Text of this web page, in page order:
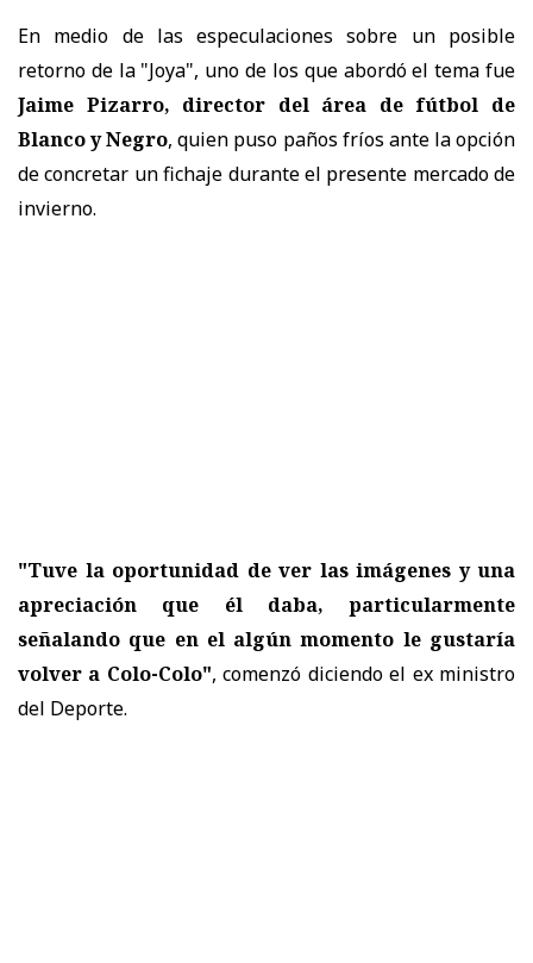
En medio de las especulaciones sobre un posible
retorno de la "Joya", uno de los que abordó el tema fue
Jaime Pizarro, director del área de fútbol de
Blanco y Negro, quien puso paños fríos ante la opción
de concretar un fichaje durante el presente mercado de
invierno.
"Tuve la oportunidad de ver las imágenes y una
apreciación que él daba, particularmente
señalando que en el algún momento le gustaría
volver a Colo-Colo", comenzó diciendo el ex ministro
del Deporte.